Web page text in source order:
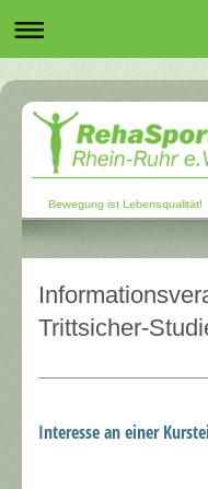
Bewegung ist Lebensqualität!
Trittsicher-
Interesse an einer